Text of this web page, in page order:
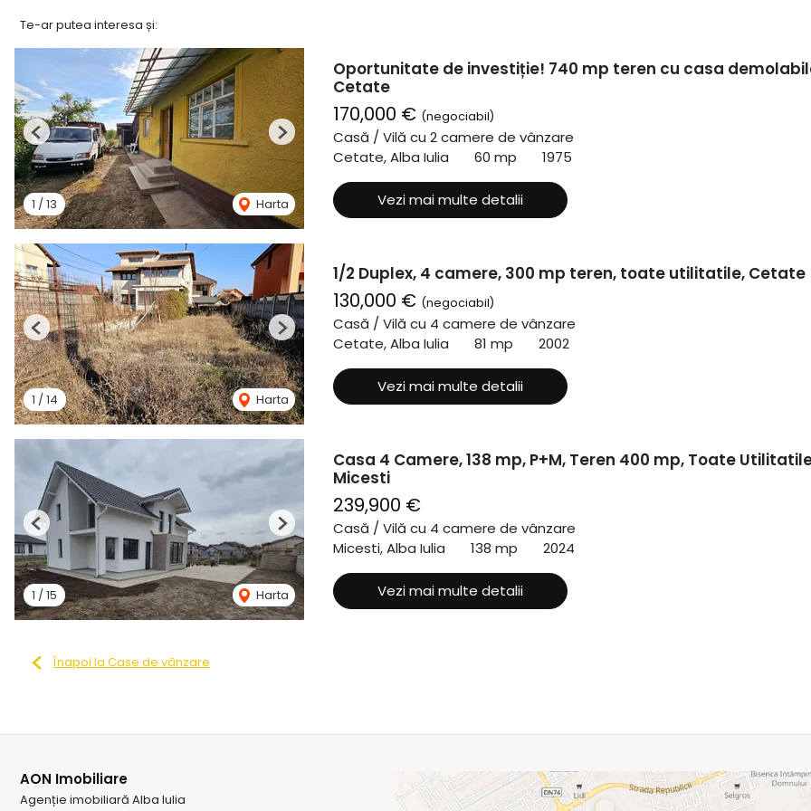
Te-ar putea interesa și:
1 /13 Harta
Previous Next
Oportunitate de investiție! 740 mp teren cu casa
Cetate
170,000 € (negociabil)
Casă / Vilă cu 2 camere de vânzare
Cetate, Alba Iulia
60 mp 1975
Vezi mai multe detalii
1 /14 Harta
Previous Next
1/2 Duplex, 4 camere, 300 mp teren, toate utilitatile, Cetate
130,000 € (negociabil)
Casă / Vilă cu 4 camere de vânzare
Cetate, Alba Iulia
81 mp 2002
Vezi mai multe detalii
1 /15 Harta
Previous Next
Casa 4 Camere, 138 mp, P+M, Teren 400 mp, Toate
Micesti
239,900 €
Casă / Vilă cu 4 camere de vânzare
Micesti, Alba Iulia
138 mp 2024
Vezi mai multe detalii
Înapoi la Case de vânzare
AON Imobiliare
Agenție imobiliară Alba Iulia